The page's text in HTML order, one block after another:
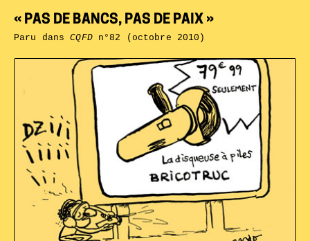
« PAS DE BANCS, PAS DE PAIX »
Paru dansCQFDn°82 (octobre 2010)